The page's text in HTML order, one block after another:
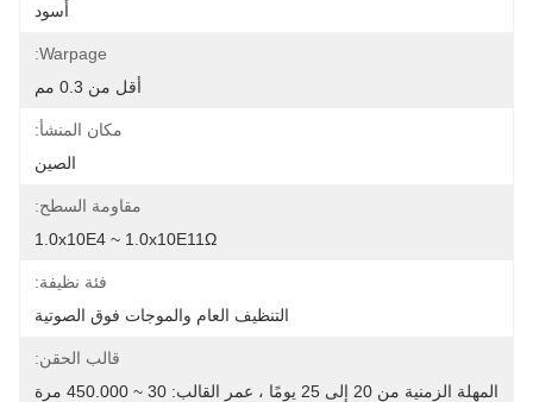
أسود
Warpage:
أقل من 0.3 مم
مكان المنشأ:
الصين
مقاومة السطح:
1.0x10E4 ~ 1.0x10E11Ω
فئة نظيفة:
التنظيف العام والموجات فوق الصوتية
قالب الحقن:
المهلة الزمنية من 20 إلى 25 يومًا ، عمر القالب: 30 ~ 450.000 مرة